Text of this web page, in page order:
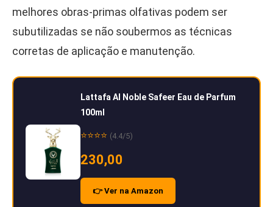
melhores obras-primas olfativas podem ser
subutilizadas se não soubermos as técnicas
corretas de aplicação e manutenção.
Lattafa Al Noble Safeer Eau de Parfum
100ml
⭐⭐⭐⭐ (4.4/5)
230,00
👉 Ver na Amazon